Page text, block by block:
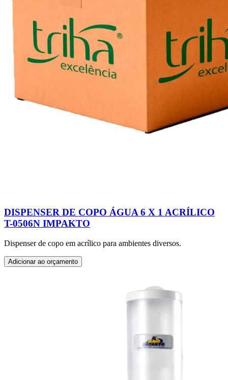
DISPENSER DE COPO ÁGUA 6 X 1 ACRÍLICO
T-0506N IMPAKTO
Dispenser de copo em acrílico para ambientes diversos.
Adicionar ao orçamento